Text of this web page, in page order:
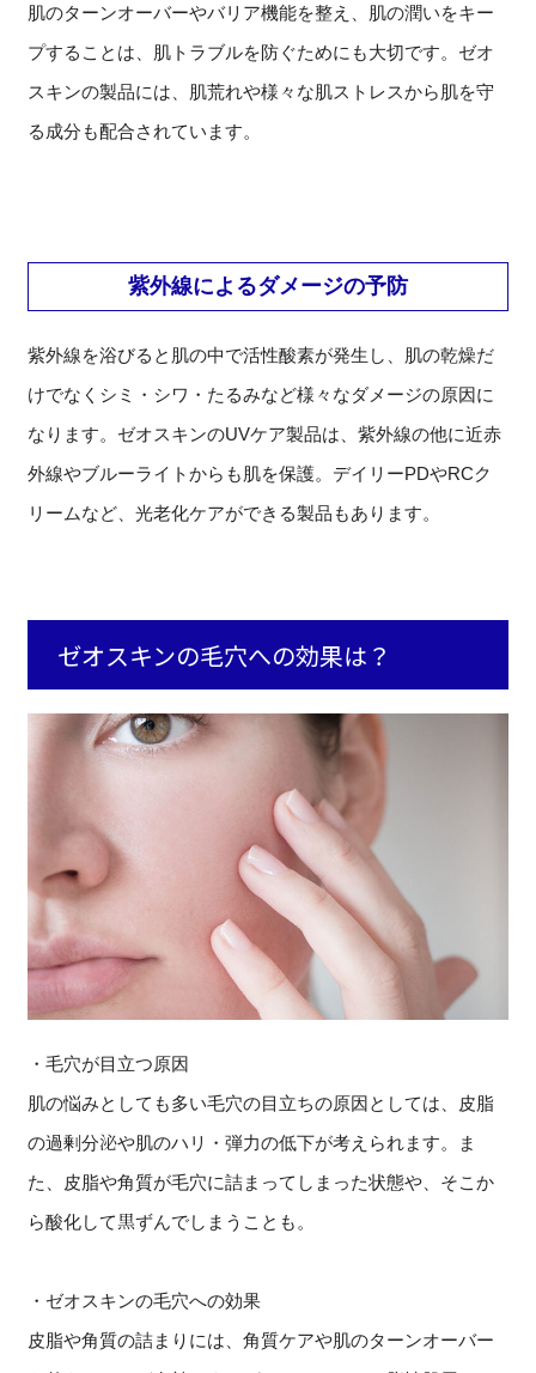
肌のターンオーバーやバリア機能を整え、肌の潤いをキー
プすることは、肌トラブルを防ぐためにも大切です。ゼオ
スキンの製品には、肌荒れや様々な肌ストレスから肌を守
る成分も配合されています。
紫外線によるダメージの予防
紫外線を浴びると肌の中で活性酸素が発生し、肌の乾燥だ
けでなくシミ・シワ・たるみなど様々なダメージの原因に
なります。ゼオスキンのUVケア製品は、紫外線の他に近赤
外線やブルーライトからも肌を保護。デイリーPDやRCク
リームなど、光老化ケアができる製品もあります。
ゼオスキンの毛穴への効果は？
・毛穴が目立つ原因
肌の悩みとしても多い毛穴の目立ちの原因としては、皮脂
の過剰分泌や肌のハリ・弾力の低下が考えられます。ま
た、皮脂や角質が毛穴に詰まってしまった状態や、そこか
ら酸化して黒ずんでしまうことも。
・ゼオスキンの毛穴への効果
皮脂や角質の詰まりには、角質ケアや肌のターンオーバー